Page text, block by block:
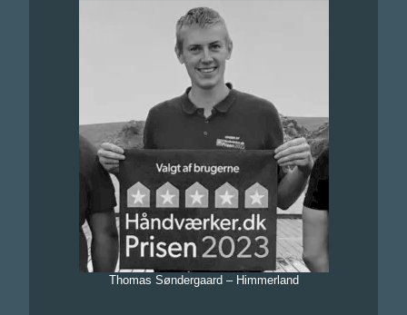
Thomas Søndergaard – Himmerland